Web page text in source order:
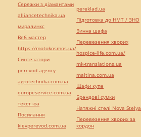
Сережки з діамантами
alliancetechnika.ua
миралинкс
Веб мастер
https://motokosmos.ua/
Синтезатори
perevod.agency
agrotechnika.com.ua
europeservice.com.ua
текст юа
Посилання
kievperevod.com.ua
pereklad.ua
Підготовка до НМТ / ЗНО
Винна шафа
Перевезення хворих
hospice-life.com.ua/
mk-translations.ua
maltina.com.ua
Шафи купе
Брендові сумки
Натяжні стелі Nova Stelya
Перевезення хворих за
кордон